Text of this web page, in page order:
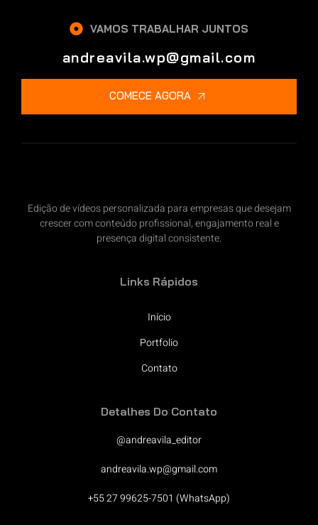
VAMOS TRABALHAR JUNTOS
andreavila.wp@gmail.com
COMECE AGORA
Edição de vídeos personalizada para empresas que desejam
crescer com conteúdo profissional, engajamento real e
presença digital consistente.
Links Rápidos
Início
Portfolio
Contato
Detalhes Do Contato
@andreavila_editor
andreavila.wp@gmail.com
+55 27 99625-7501 (WhatsApp)